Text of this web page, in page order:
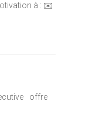
à : ✉️
offre